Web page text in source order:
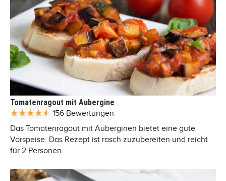
Tomatenragout mit Aubergine
156 Bewertungen
Das Tomatenragout mit Auberginen bietet eine gute
Vorspeise. Das Rezept ist rasch zuzubereiten und reicht
für 2 Personen.